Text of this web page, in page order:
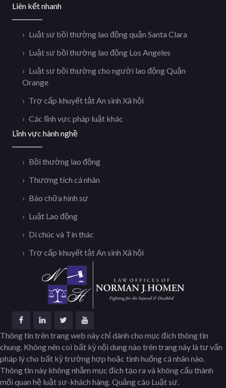
Liên kết nhanh
Luật sư bồi thường lao động quận Santa Clara
Luật sư bồi thường lao động Los Angeles
Luật sư bồi thường cho người lao động Quận
Orange
Trợ cấp khuyết tật An sinh Xã hội
Các lĩnh vực pháp luật khác
Lĩnh vực hành nghề
Bồi thường lao động
Thương tích cá nhân
Bào chữa hình sự
Luật Lao động
Di chúc và Tín thác
Trợ cấp khuyết tật An sinh Xã hội
Thông tin trên trang web này chỉ dành cho mục đích thông tin
chung. Không nên coi bất kỳ nội dung nào trên trang này là tư vấn
pháp lý cho bất kỳ trường hợp hoặc tình huống cá nhân nào.
Thông tin này không nhằm mục đích tạo ra và không cấu thành
mối quan hệ luật sư-khách hàng. Quảng cáo Luật sư.